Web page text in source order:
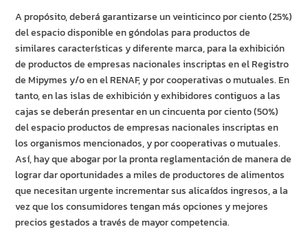
A propósito, deberá garantizarse un veinticinco por ciento (25%)
del espacio disponible en góndolas para productos de
similares características y diferente marca, para la exhibición
de productos de empresas nacionales inscriptas en el Registro
de Mipymes y/o en el RENAF, y por cooperativas o mutuales. En
tanto, en las islas de exhibición y exhibidores contiguos a las
cajas se deberán presentar en un cincuenta por ciento (50%)
del espacio productos de empresas nacionales inscriptas en
los organismos mencionados, y por cooperativas o mutuales.
Así, hay que abogar por la pronta reglamentación de manera de
lograr dar oportunidades a miles de productores de alimentos
que necesitan urgente incrementar sus alicaídos ingresos, a la
vez que los consumidores tengan más opciones y mejores
precios gestados a través de mayor competencia.